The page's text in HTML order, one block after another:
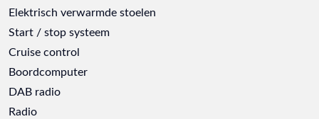
Elektrisch verwarmde stoelen
Start / stop systeem
Cruise control
Boordcomputer
DAB radio
Radio